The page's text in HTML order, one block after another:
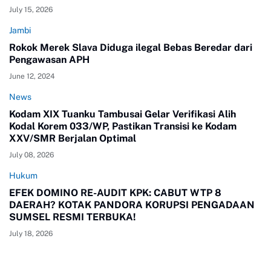
July 15, 2026
Jambi
Rokok Merek Slava Diduga ilegal Bebas Beredar dari
Pengawasan APH
June 12, 2024
News
Kodam XIX Tuanku Tambusai Gelar Verifikasi Alih
Kodal Korem 033/WP, Pastikan Transisi ke Kodam
XXV/SMR Berjalan Optimal
July 08, 2026
Hukum
EFEK DOMINO RE-AUDIT KPK: CABUT WTP 8
DAERAH? KOTAK PANDORA KORUPSI PENGADAAN
SUMSEL RESMI TERBUKA!
July 18, 2026